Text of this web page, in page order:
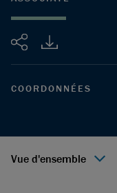
Partager
COORDONNÉES
Vue d'ensemble